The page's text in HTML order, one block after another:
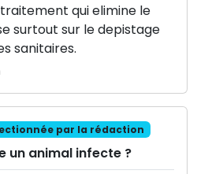
qui elimine le
surtout sur le depistage
sanitaires.
par la rédaction
un animal infecte ?